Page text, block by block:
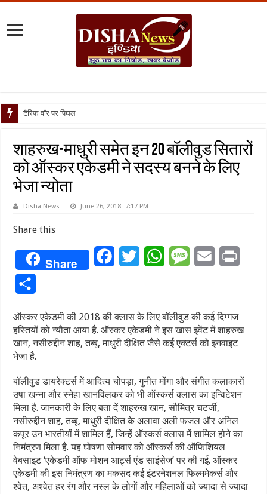
टैरिफ वॉर पर पिघली बर्फ, ट्रंप
शाहरुख-माधुरी समेत इन 20 बॉलीवुड सितारों
को ऑस्कर एकेडमी ने सदस्य बनने के लिए
भेजा न्योता
Disha News June 26, 2018- 7:17 PM
Share this
Share FacebookTwitterWhatsAppMessageEmail
ऑस्कर एकेडमी की 2018 की क्लास के लिए बॉलीवुड की कई दिग्गज
हस्तियों को न्यौता आया है. ऑस्कर एकेडमी ने इस खास इवेंट में शाहरुख
खान, नसीरुद्दीन शाह, तब्बू, माधुरी दीक्षित जैसे कई एक्टर्स को इनवाइट
भेजा है.
बॉलीवुड डायरेक्टर्स में आदित्य चोपड़ा, गुनीत मोंगा और संगीत कलाकारों
उषा खन्ना और स्नेहा खानविलकर को भी ऑस्कर्स क्लास का इन्विटेशन
मिला है. जानकारी के लिए बता दें शाहरुख खान, सौमित्र चटर्जी,
नसीरुद्दीन शाह, तब्बू, माधुरी दीक्षित के अलावा अली फजल और अनिल
कपूर उन भारतीयों में शामिल हैं, जिन्हें ऑस्कर्स क्लास में शामिल होने का
निमंत्रण मिला है. यह घोषणा सोमवार को ऑस्कर्स की ऑफिशि‍यल
वेबसाइट ‘एकेडमी ऑफ मोशन आर्ट्स एंड साइंसेज’ पर की गई. ऑस्कर
एकेडमी की इस निमंत्रण का मकसद कई इंटरनेशनल फिल्ममेकर्स और
श्वेत, अश्वेत हर रंग और नस्ल के लोगों और महिलाओं को ज्यादा से ज्यादा